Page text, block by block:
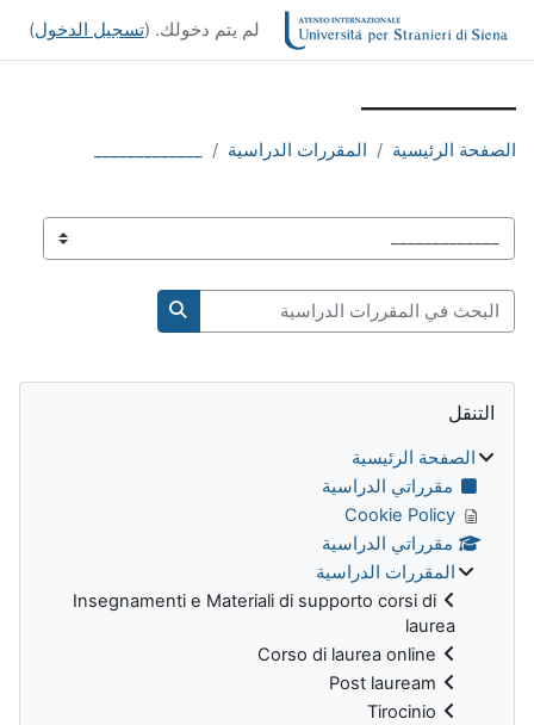
لم يتم دخولك. (تسجيل الدخول)
الصفحة الرئيسية المقررات الدراسية
تصنيفات المقررات
البحث في المقررات الدراسية
البحث في المقررات
الكتل
التنقل
الصفحة الرئيسية
مقرراتي الدراسية
Cookie Policy
مقرراتي الدراسية
المقررات الدراسية
Insegnamenti e Materiali di supporto corsi di
laurea
Corso di laurea online
Post lauream
Tirocinio